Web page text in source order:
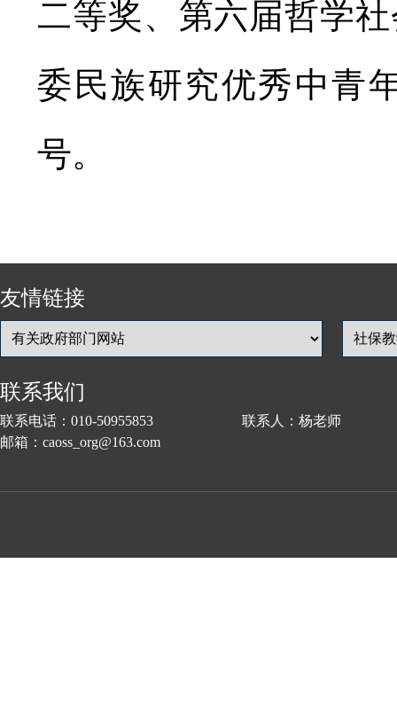
二等奖、第六届哲学
委民族研究优秀中青
号。
友情链接
联系我们
联系电话：010-50955853 联系人：杨老师
邮箱：caoss_org@163.com